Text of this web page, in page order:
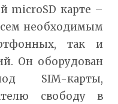
microSD карте –
необходимым
так и
Он оборудован
SIM-карты,
свободу в